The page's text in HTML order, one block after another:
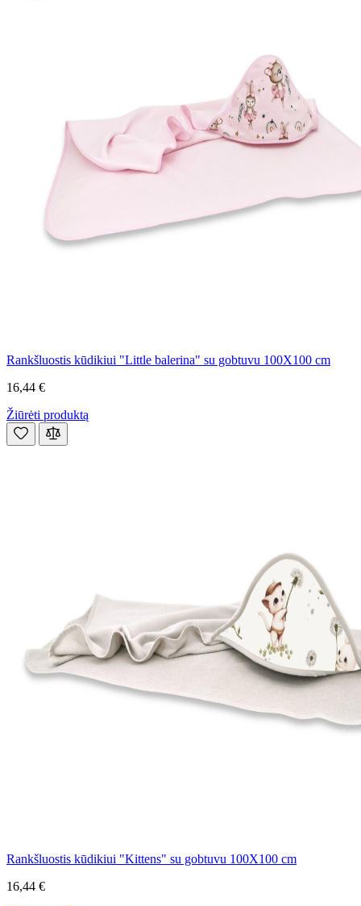
Rankšluostis kūdikiui "Little balerina" su gobtuvu 100X100 cm
16,44 €
Žiūrėti produktą
Rankšluostis kūdikiui "Kittens" su gobtuvu 100X100 cm
16,44 €